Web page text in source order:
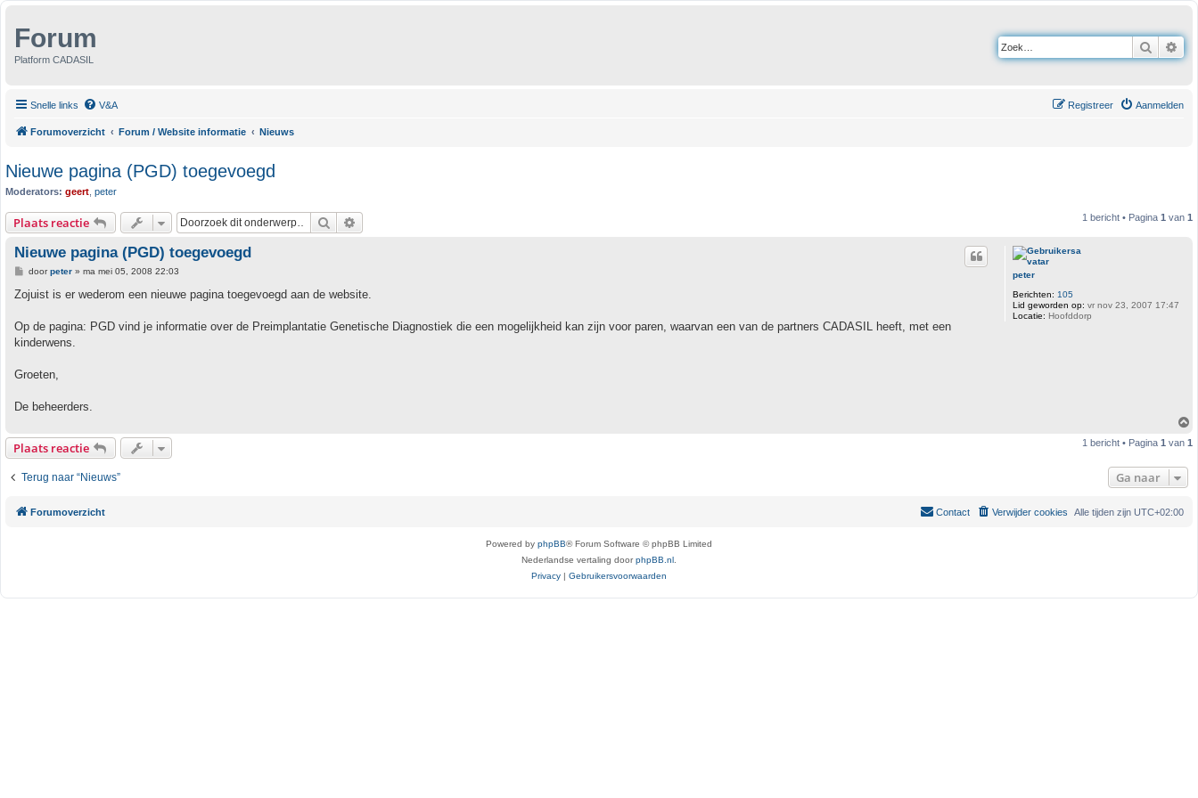
Forum
Platform CADASIL
Zoek
Snelle links V&A Aanmelden
Registreer
Forumoverzicht Forum / Website informatie Nieuws
Nieuwe pagina (PGD) toegevoegd
Moderators: geert peter
Plaats reactie Zoek 1 bericht • Pagina 1 van 1
peter
Berichten: 105
Lid geworden op: vr nov 23, 2007 17:47
Locatie: Hoofddorp
Nieuwe pagina (PGD) toegevoegd
B
r
h
t
doorpeter» ma mei 05, 2008 22:03
Zojuist is er wederom een nieuwe pagina toegevoegd aan de website.
Op de pagina: PGD vind je informatie over de Preimplantatie Genetische Diagnostiek die een mogelijkheid kan zijn voor paren, waarvan een van de partners CADASIL heeft, met een
kinderwens.
Groeten,
De beheerders.
h
Plaats reactie 1 bericht • Pagina 1 van 1
Terug naar “Nieuws” Ga naar
Forumoverzicht Alle tijden zijn UTC+02:00
Verwijder cookies
Contact
Powered by phpBB® Forum Software © phpBB Limited
Nederlandse vertaling doorphpBB.nl
Privacy | Gebruikersvoorwaarden